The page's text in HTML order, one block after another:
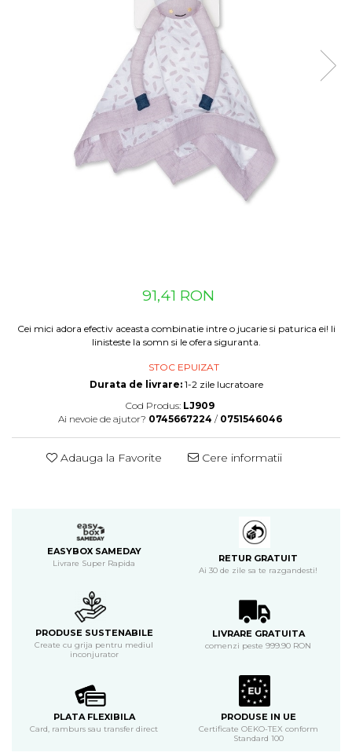
91,41 RON
Cei mici adora efectiv aceasta combinatie intre o jucarie si paturica ei! Ii
linisteste la somn si le ofera siguranta.
STOC EPUIZAT
Durata de livrare:1-2 zile lucratoare
Cod Produs: LJ909
Ai nevoie de ajutor? 0745667224 / 0751546046
Adauga la Favorite Cere informatii
EASYBOX SAMEDAY
Livrare Super Rapida RETUR GRATUIT
Ai 30 de zile sa te razgandesti!
PRODUSE SUSTENABILE
Create cu grija pentru mediul
inconjurator
LIVRARE GRATUITA
comenzi peste 999.90 RON
PLATA FLEXIBILA
Card, ramburs sau transfer direct
PRODUSE IN UE
Certificate OEKO-TEX conform
Standard 100